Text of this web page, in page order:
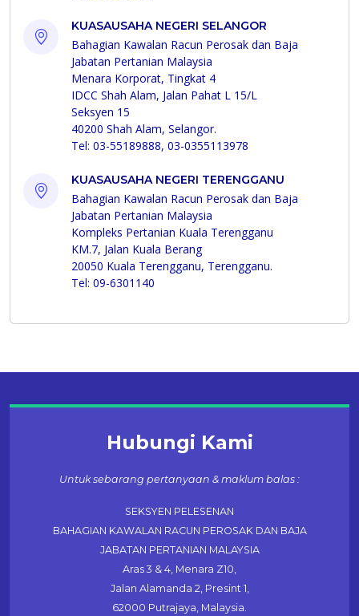
KUASAUSAHA NEGERI SELANGOR
Bahagian Kawalan Racun Perosak dan Baja
Jabatan Pertanian Malaysia
Menara Korporat, Tingkat 4
IDCC Shah Alam, Jalan Pahat L 15/L
Seksyen 15
40200 Shah Alam, Selangor.
Tel: 03-55189888, 03-0355113978
KUASAUSAHA NEGERI TERENGGANU
Bahagian Kawalan Racun Perosak dan Baja
Jabatan Pertanian Malaysia
Kompleks Pertanian Kuala Terengganu
KM.7, Jalan Kuala Berang
20050 Kuala Terengganu, Terengganu.
Tel: 09-6301140
Hubungi Kami
Untuk sebarang pertanyaan & maklum balas :
SEKSYEN PELESENAN
BAHAGIAN KAWALAN RACUN PEROSAK DAN BAJA
JABATAN PERTANIAN MALAYSIA
Aras 3 & 4, Menara Z10,
Jalan Alamanda 2, Presint 1,
62000 Putrajaya, Malaysia.